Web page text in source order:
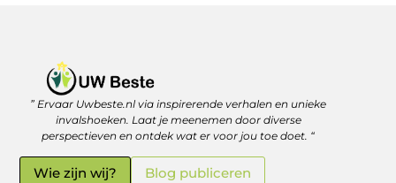
” Ervaar Uwbeste.nl via inspirerende verhalen en unieke
invalshoeken. Laat je meenemen door diverse
perspectieven en ontdek wat er voor jou toe doet. “
Wie zijn wij? Blog publiceren